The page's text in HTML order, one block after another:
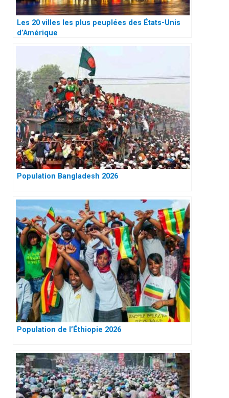
Les 20 villes les plus peuplées des États-Unis
d’Amérique
Population Bangladesh 2026
Population de l’Éthiopie 2026